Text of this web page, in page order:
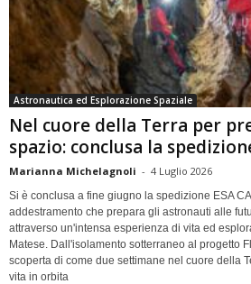
Astronautica ed Esplorazione Spaziale
Nel cuore della Terra per
spazio: conclusa la
Marianna Michelagnoli - 4 Luglio 2026
Si è conclusa a fine giugno la spedizione ESA
addestramento che prepara gli astronauti alle
attraverso un'intensa esperienza di vita ed
Matese. Dall'isolamento sotterraneo al progetto
scoperta di come due settimane nel cuore della
vita in orbita